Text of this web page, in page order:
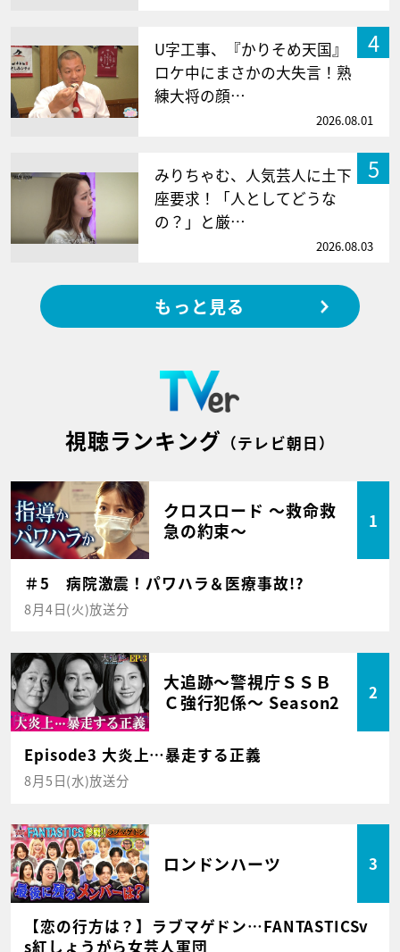
4
U字工事、『かりそめ天国』
ロケ中にまさかの大失言！熟
練大将の顔…
2026.08.01
5
みりちゃむ、人気芸人に土下
座要求！「人としてどうな
の？」と厳…
2026.08.03
もっと見る
視聴ランキング （テレビ朝日）
クロスロード ～救命救
急の約束～
1
＃5 病院激震！パワハラ＆医療事故!?
8月4日(火)放送分
大追跡～警視庁ＳＳＢ
Ｃ強行犯係～ Season2
2
Episode3 大炎上…暴走する正義
8月5日(水)放送分
ロンドンハーツ 3
【恋の行方は？】ラブマゲドン…FANTASTICSv
s紅しょうがら女芸人軍団